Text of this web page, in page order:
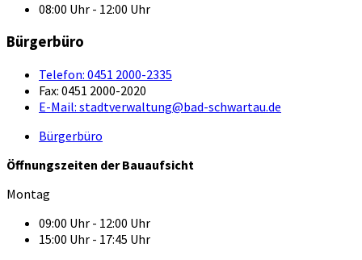
08:00 Uhr - 12:00 Uhr
Bürgerbüro
Telefon: 0451 2000-2335
Fax: 0451 2000-2020
E-Mail: stadtverwaltung@bad-schwartau.de
Bürgerbüro
Öffnungszeiten der Bauaufsicht
Montag
09:00 Uhr - 12:00 Uhr
15:00 Uhr - 17:45 Uhr